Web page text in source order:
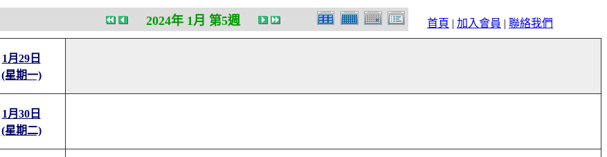
首頁 | 加入會員 | 聯絡我們
2024年 1月 第5週
1月29日
(星期一)
1月30日
(星期二)